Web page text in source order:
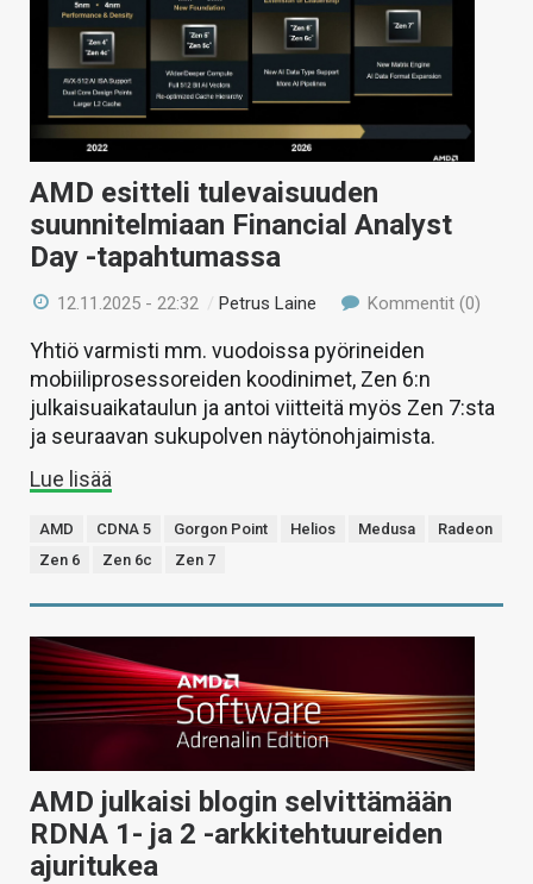
AMD esitteli tulevaisuuden
suunnitelmiaan Financial Analyst
Day -tapahtumassa
12.11.2025 - 22:32 /Petrus Laine Kommentit (0)
Yhtiö varmisti mm. vuodoissa pyörineiden
mobiiliprosessoreiden koodinimet, Zen 6:n
julkaisuaikataulun ja antoi viitteitä myös Zen 7:sta
ja seuraavan sukupolven näytönohjaimista.
Lue lisää
AMD CDNA 5 Gorgon Point Helios Medusa
Radeon
Zen 6
Zen 6c Zen 7
AMD julkaisi blogin selvittämään
RDNA 1- ja 2 -arkkitehtuureiden
ajuritukea